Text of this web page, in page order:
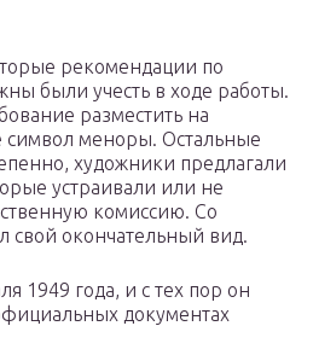
рекомендации по
были учесть в ходе работы.
разместить на
символ меноры. Остальные
художники предлагали
устраивали или не
комиссию. Со
свой окончательный вид.
1949 года, и с тех пор он
документах